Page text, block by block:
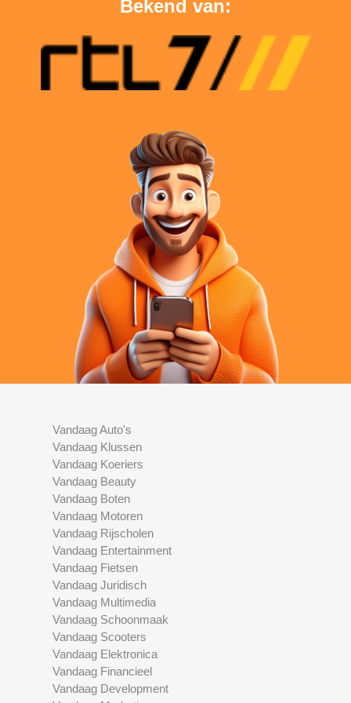
Bekend van:
Vandaag Auto's
Vandaag Klussen
Vandaag Koeriers
Vandaag Beauty
Vandaag Boten
Vandaag Motoren
Vandaag Rijscholen
Vandaag Entertainment
Vandaag Fietsen
Vandaag Juridisch
Vandaag Multimedia
Vandaag Schoonmaak
Vandaag Scooters
Vandaag Elektronica
Vandaag Financieel
Vandaag Development